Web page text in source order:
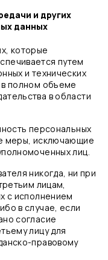
и других
данных
которые
путем
и технических
полном объеме
в области
персональных
меры, исключающие
лиц.
никогда, ни при
лицам,
с исполнением
в случае, если
согласие
лицу для
правовому